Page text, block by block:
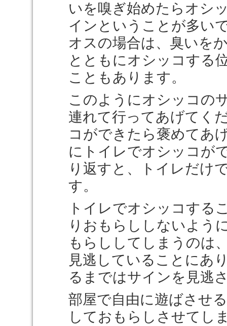
いを嗅ぎ始めたらオシ
インということが多い
オスの場合は、臭いを
とともにオシッコする
こともあります。
このようにオシッコの
連れて行ってあげてく
コができたら褒めてあ
にトイレでオシッコが
り返すと、トイレだけ
す。
トイレでオシッコする
りおもらししないよう
もらししてしまうのは
見逃していることにあ
るまではサインを見逃
部屋で自由に遊ばさせ
しておもらしさせてし